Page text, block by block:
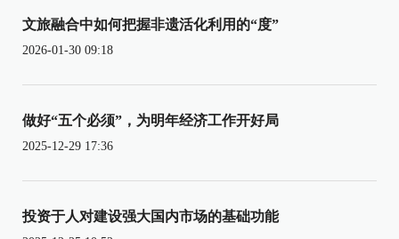
文旅融合中如何把握非遗活化利用的“度”
2026-01-30 09:18
做好“五个必须”，为明年经济工作开好局
2025-12-29 17:36
投资于人对建设强大国内市场的基础功能